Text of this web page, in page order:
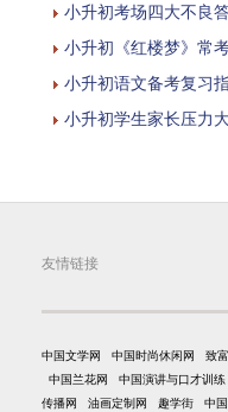
小升初考场四大不良
小升初《红楼梦》常
小升初语文备考复习
小升初学生家长压力
友情链接
中国文学网 中国时尚休闲网 致
中国兰花网
中国演讲与口才训练
传播网
油画定制网 趣学街 中